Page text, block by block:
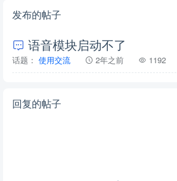
发布的帖子
语音模块启动不了
话题： 使用交流 2年之前 1192
回复的帖子